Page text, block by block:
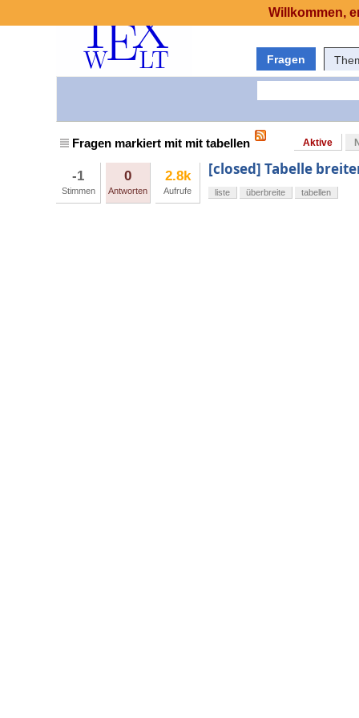
Fragen
Fragen markiert mit mit tabellen Aktive
-1
Stimmen
0
Antworten
2.8k
Aufrufe
[closed] Tabelle
liste überbreite tabellen
Willkommen,